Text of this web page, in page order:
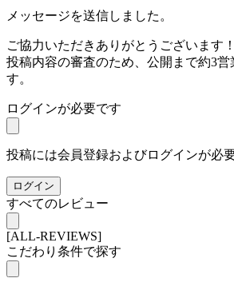
メッセージを送信しました。
ご協力いただきありがとうございます！
投稿内容の審査のため、公開まで約3営
す。
ログインが必要です
投稿には会員登録およびログインが必
ログイン
すべてのレビュー
[ALL-REVIEWS]
こだわり条件で探す